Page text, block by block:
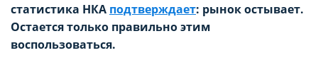
статистика НКА подтверждает: рынок остывает.
Остается только правильно этим
воспользоваться.